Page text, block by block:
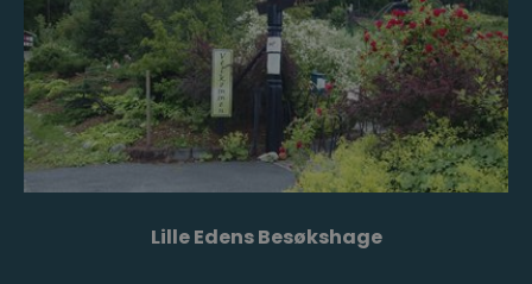
Lille Edens Besøkshage